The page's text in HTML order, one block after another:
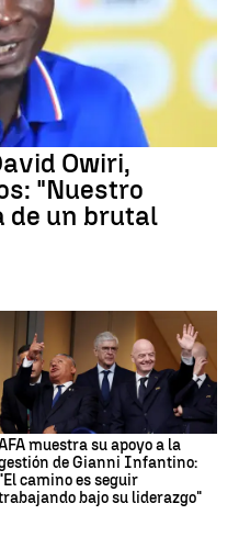
Owiri,
"Nuestro
de un brutal
muestra su apoyo a la
de Gianni Infantino:
"El camino es seguir
bajo su liderazgo"